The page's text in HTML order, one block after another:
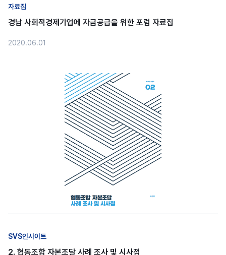
자료집
경남 사회적경제기업에 자금공급을 위한 포럼 자료집
2020.06.01
SVS인사이트
2. 협동조합 자본조달 사례 조사 및 시사점